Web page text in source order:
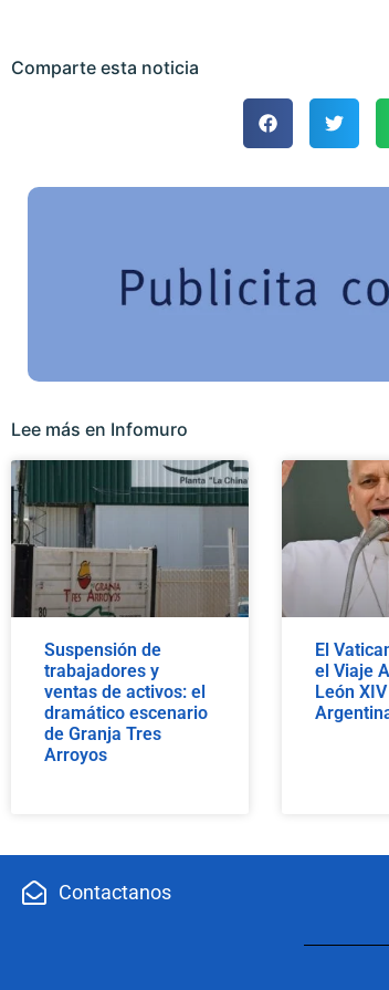
Comparte esta noticia
Lee más en Infomuro
Suspensión de
trabajadores y
ventas de activos: el
dramático escenario
de Granja Tres
Arroyos
El
el Viaje
León
Contactanos